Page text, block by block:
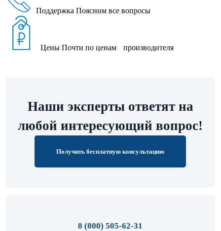
Поддержка Поясним все вопросы
Цены Почти по ценам производителя
Наши эксперты ответят на
любой интересующий вопрос!
Получить бесплатную консультацию
8 (800) 505-62-31